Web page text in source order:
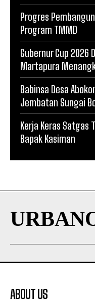
Progres
Program TMMD
Gubernur Cup 2026
Martapura
Babinsa Desa
Jembatan Sungai
Kerja Keras Satgas
Bapak Kasiman
ABOUT US